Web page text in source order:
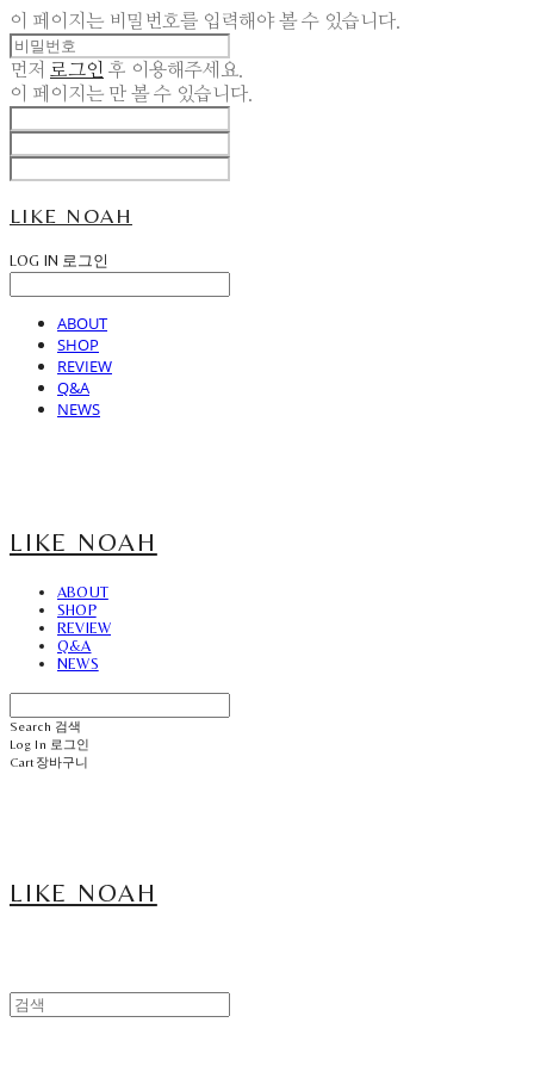
이 페이지는 비밀번호를 입력해야 볼 수 있습니다.
먼저 로그인 후 이용해주세요.
이 페이지는 만 볼 수 있습니다.
LIKE NOAH
LOG IN 로그인
ABOUT
SHOP
REVIEW
Q&A
NEWS
LIKE NOAH
ABOUT
SHOP
REVIEW
Q&A
NEWS
Search 검색
Log In 로그인
Cart장바구니
LIKE NOAH